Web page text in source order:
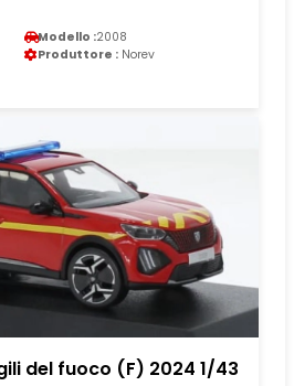
Modello :2008
Produttore : Norev
del fuoco (F) 2024 1/43